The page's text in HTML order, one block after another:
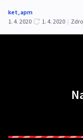
ket,apm
1. 4. 2020
1. 4. 2020 |